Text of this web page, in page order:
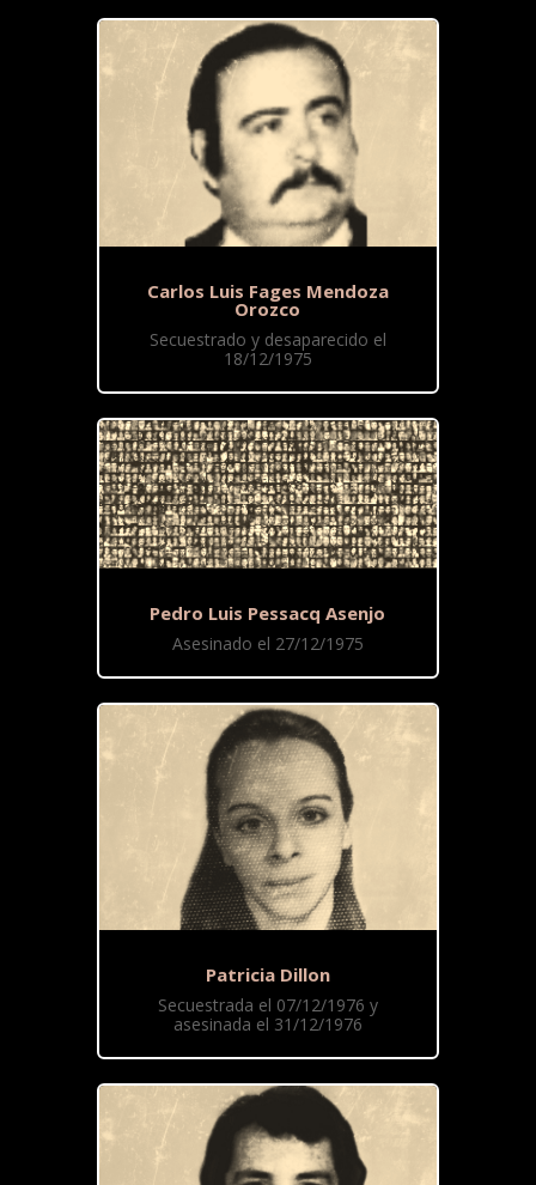
Carlos Luis Fages Mendoza
Orozco
Secuestrado y desaparecido el
18/12/1975
Pedro Luis Pessacq Asenjo
Asesinado el 27/12/1975
Patricia Dillon
Secuestrada el 07/12/1976 y
asesinada el 31/12/1976